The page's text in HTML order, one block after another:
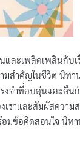
และเพลิดเพลินกับเ
มสำคัญในชีวิต นิทา
รงจำที่อบอุ่นและคืน
เราและสัมผัสความ
อมข้อคิดสอนใจ นิท